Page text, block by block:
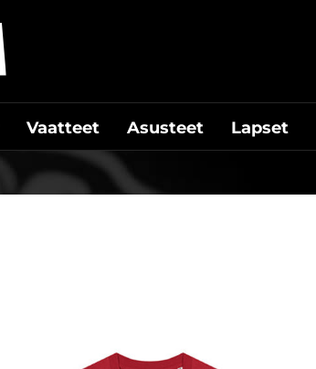
Vaatteet Asusteet Lapset